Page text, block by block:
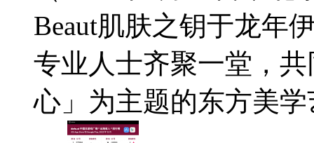
Beaut肌肤之钥于龙年
专业人士齐聚一堂，
心」为主题的东方美